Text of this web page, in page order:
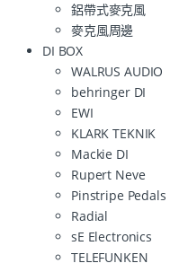
鋁帶式麥克風
麥克風周邊
DI BOX
WALRUS AUDIO
behringer DI
EWI
KLARK TEKNIK
Mackie DI
Rupert Neve
Pinstripe Pedals
Radial
sE Electronics
TELEFUNKEN